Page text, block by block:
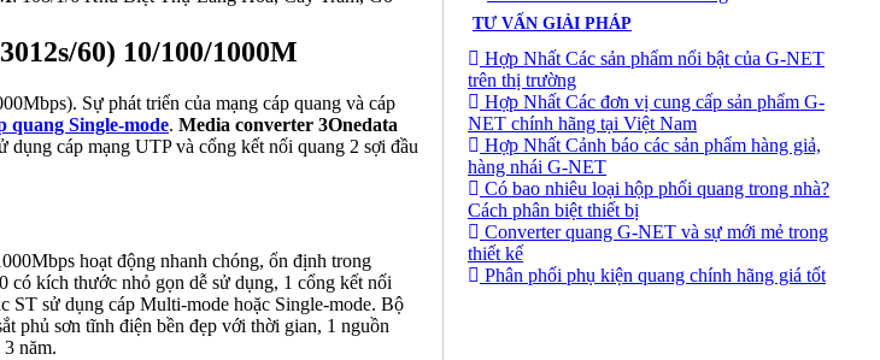
60) 10/100/1000M
Sự phát triển của mạng cáp quang và cáp
quang Single-mode. Media converter 3Onedata
cáp mạng UTP và cổng kết nối quang 2 sợi đầu
hoạt động nhanh chóng, ổn định trong
có kích thước nhỏ gọn dễ sử dụng, 1 cổng kết nối
ST sử dụng cáp Multi-mode hoặc Single-mode. Bộ
phủ sơn tĩnh điện bền đẹp với thời gian, 1 nguồn
năm.
TƯ VẤN GIẢI PHÁP
Hợp Nhất Các sản phẩm nổi bật của G-NET
trên thị trường
Hợp Nhất Các đơn vị cung cấp sản phẩm G-
NET chính hãng tại Việt Nam
Hợp Nhất Cảnh báo các sản phẩm hàng giả,
hàng nhái G-NET
Có bao nhiêu loại hộp phối quang trong nhà?
Cách phân biệt thiết bị
Converter quang G-NET và sự mới mẻ trong
thiết kế
Phân phối phụ kiện quang chính hãng giá tốt